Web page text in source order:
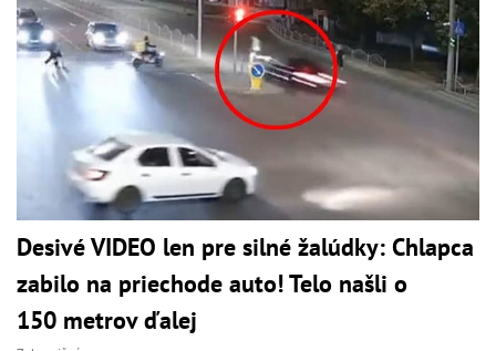
Desivé VIDEO len pre silné žalúdky: Chlapca
zabilo na priechode auto! Telo našli o
150 metrov ďalej